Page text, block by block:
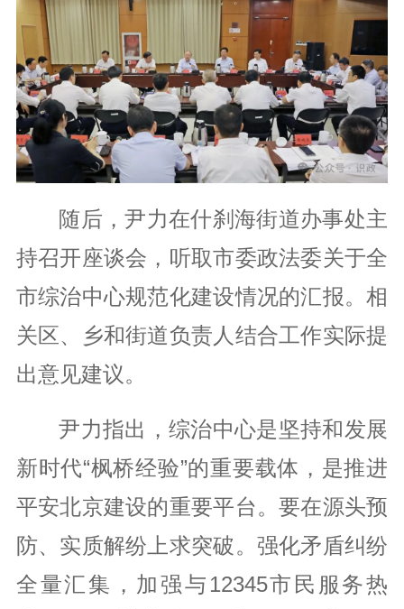
随后，尹力在什刹海街道办事处主
持召开座谈会，听取市委政法委关于全
市综治中心规范化建设情况的汇报。相
关区、乡和街道负责人结合工作实际提
出意见建议。
尹力指出，综治中心是坚持和发展
新时代“枫桥经验”的重要载体，是推进
平安北京建设的重要平台。要在源头预
防、实质解纷上求突破。强化矛盾纠纷
全量汇集，加强与12345市民服务热